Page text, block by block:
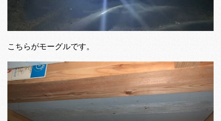
こちらがモーグルです。